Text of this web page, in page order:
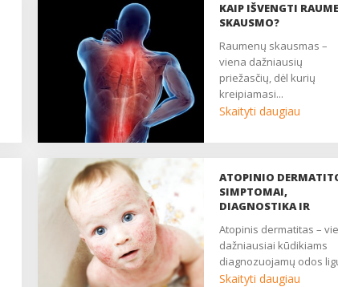
KAIP IŠVENGTI
SKAUSMO?
raumenų skausmas –
viena dažniausių
priežasčių, dėl kurių
kreipiamasi...
Skaityti daugiau
ATOPINIO
SIMPTOMAI,
DIAGNOSTIKA IR
atopinis dermatitas – viena
dažniausiai kūdikiams
diagnozuojamų odos
Skaityti daugiau